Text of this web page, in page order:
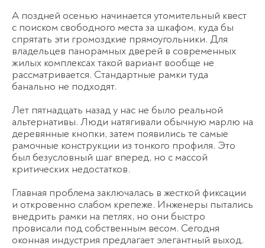
А поздней осенью начинается утомительный квест
с поиском свободного места за шкафом, куда бы
спрятать эти громоздкие прямоугольники. Для
владельцев панорамных дверей в современных
жилых комплексах такой вариант вообще не
рассматривается. Стандартные рамки туда
банально не подходят.
Лет пятнадцать назад у нас не было реальной
альтернативы. Люди натягивали обычную марлю на
деревянные кнопки, затем появились те самые
рамочные конструкции из тонкого профиля. Это
был безусловный шаг вперед, но с массой
критических недостатков.
Главная проблема заключалась в жесткой фиксации
и откровенно слабом крепеже. Инженеры пытались
внедрить рамки на петлях, но они быстро
провисали под собственным весом. Сегодня
оконная индустрия предлагает элегантный выход.